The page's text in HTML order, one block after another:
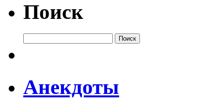
Поиск
Анекдоты